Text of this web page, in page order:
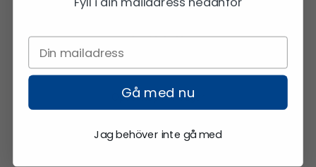
Snabb frakt
Öppet köp i 14 dagar
Gå med nu
Jag behöver inte gå med